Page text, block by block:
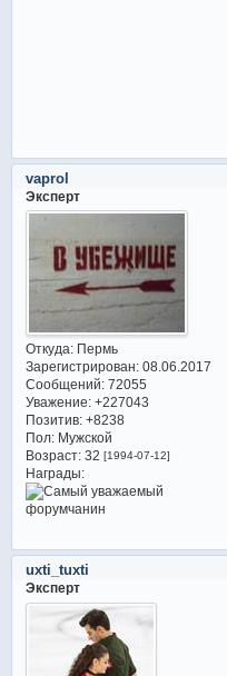
vaprol
Эксперт
Откуда:Пермь
Зарегистрирован: 08.06.2017
Сообщений:72055
Уважение: +227043
Позитив: +8238
Пол:Мужской
Возраст:32 [1994-07-12]
Награды:
uxti_tuxti
Эксперт